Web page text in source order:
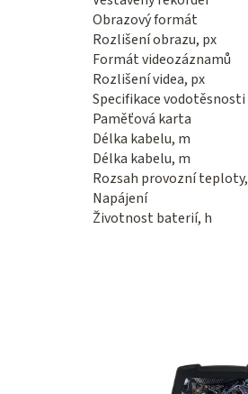
Obrazový formát
Rozlišení obrazu, px
Formát videozáznamů
Rozlišení videa, px
Specifikace vodotěsnosti
Paměťová karta
Délka kabelu, m
Délka kabelu, m
Rozsah provozní teploty,
Napájení
Životnost baterií, h